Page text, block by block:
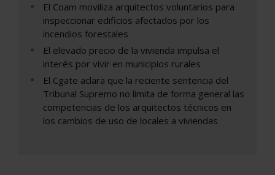
El Coam moviliza arquitectos voluntarios para
inspeccionar edificios afectados por los
incendios forestales
El elevado precio de la vivienda impulsa el
interés por vivir en municipios rurales
El Cgate aclara que la reciente sentencia del
Tribunal Supremo no limita de forma general las
competencias de los arquitectos técnicos en
los cambios de uso de locales a viviendas